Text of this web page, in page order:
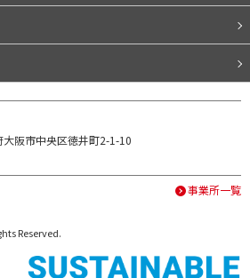
阪市中央区徳井町2-1-10
事業所一覧
Reserved.